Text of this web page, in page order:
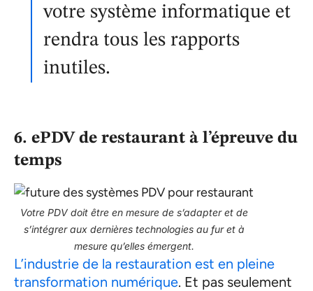
votre système informatique et
rendra tous les rapports
inutiles.
6. ePDV de restaurant à l’épreuve du
temps
Votre PDV doit être en mesure de s’adapter et de
s’intégrer aux dernières technologies au fur et à
mesure qu’elles émergent.
L’industrie de la restauration est en pleine
transformation numérique. Et pas seulement